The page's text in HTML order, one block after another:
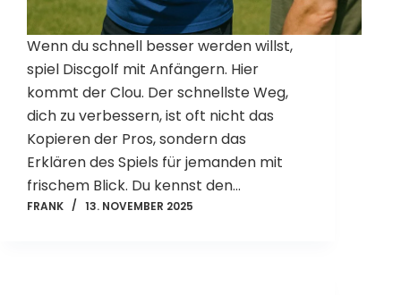
Wenn du schnell besser werden willst,
spiel Discgolf mit Anfängern. Hier
kommt der Clou. Der schnellste Weg,
dich zu verbessern, ist oft nicht das
Kopieren der Pros, sondern das
Erklären des Spiels für jemanden mit
frischem Blick. Du kennst den…
FRANK 13. NOVEMBER 2025